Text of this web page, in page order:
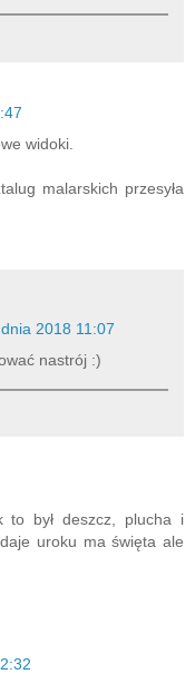
widoki.
malarskich przesyła
2018 11:07
nastrój :)
to był deszcz, plucha i
uroku ma święta ale